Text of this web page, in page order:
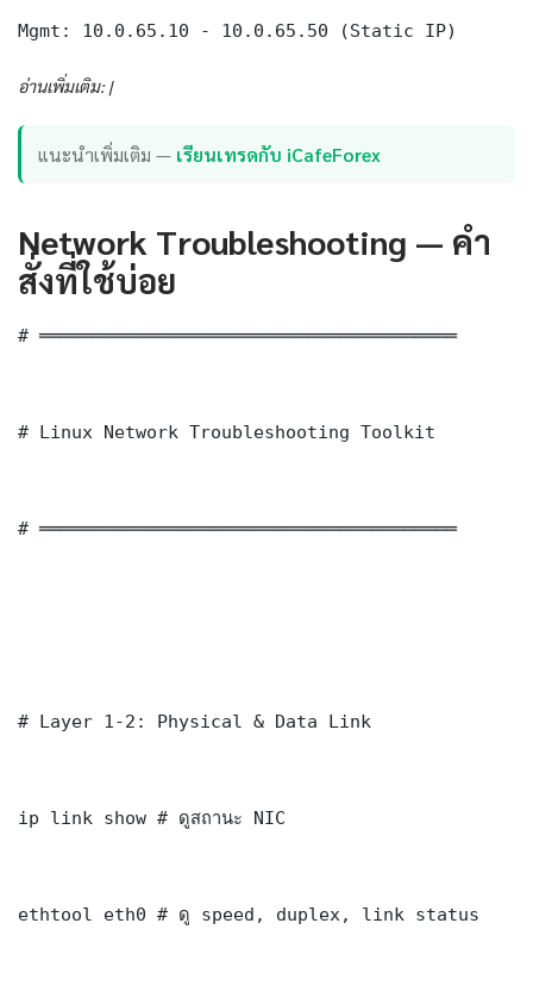
Mgmt: 10.0.65.10 - 10.0.65.50 (Static IP)
อ่านเพิ่มเติม: |
แนะนำเพิ่มเติม — เรียนเทรดกับ iCafeForex
Network Troubleshooting — คำ
สั่งที่ใช้บ่อย
# ═══════════════════════════════════════
# Linux Network Troubleshooting Toolkit
# ═══════════════════════════════════════
# Layer 1-2: Physical & Data Link
ip link show # ดูสถานะ NIC
ethtool eth0 # ดู speed, duplex, link status